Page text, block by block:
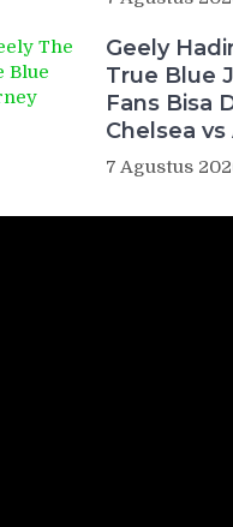
Geely
True Blue
Fans Bisa
Chelsea vs
7 Agustus